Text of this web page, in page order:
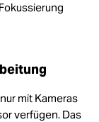
mit Kameras
verfügen. Das